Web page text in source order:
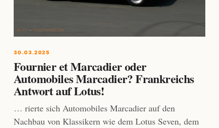
30.03.2025
Fournier et Marcadier oder
Automobiles Marcadier? Frankreichs
Antwort auf Lotus!
… rierte sich Automobiles Marcadier auf den
Nachbau von Klassikern wie dem Lotus Seven, dem